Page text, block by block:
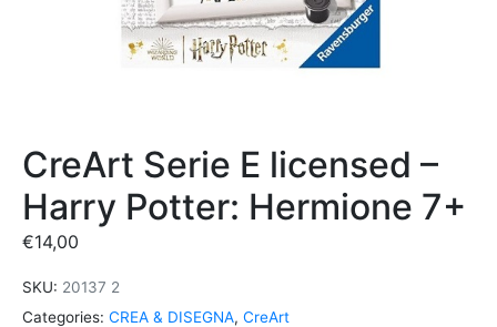
CreArt Serie E licensed –
Harry Potter: Hermione 7+
€14,00
SKU: 20137 2
Categories: CREA & DISEGNA, CreArt